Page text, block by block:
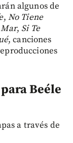
algunos de
, No Tiene
, Si Te
, canciones
Beéle
a través de